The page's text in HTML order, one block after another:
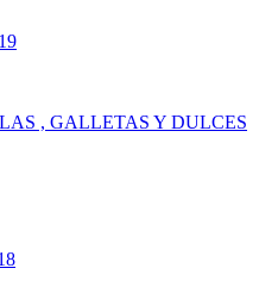
, GALLETAS Y DULCES